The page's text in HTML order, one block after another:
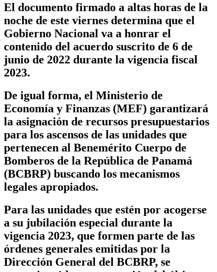
El documento firmado a altas horas de la
noche de este viernes determina que el
Gobierno Nacional va a honrar el
contenido del acuerdo suscrito de 6 de
junio de 2022 durante la vigencia fiscal
2023.
De igual forma, el Ministerio de
Economía y Finanzas (MEF) garantizará
la asignación de recursos presupuestarios
para los ascensos de las unidades que
pertenecen al Benemérito Cuerpo de
Bomberos de la República de Panamá
(BCBRP) buscando los mecanismos
legales apropiados.
Para las unidades que estén por acogerse
a su jubilación especial durante la
vigencia 2023, que formen parte de las
órdenes generales emitidas por la
Dirección General del BCBRP, se